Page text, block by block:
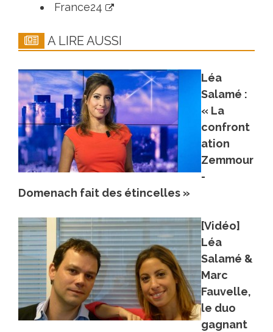
France24
A LIRE AUSSI
Léa
Salamé :
« La
confront
ation
Zemmour
-
Domenach fait des étincelles »
[Vidéo]
Léa
Salamé &
Marc
Fauvelle,
le duo
gagnant